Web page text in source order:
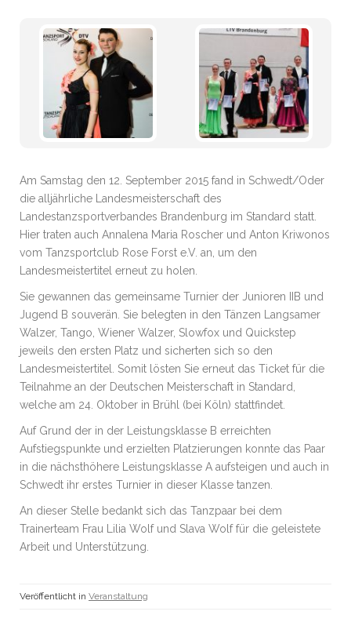
Am Samstag den 12. September 2015 fand in Schwedt/Oder
die alljährliche Landesmeisterschaft des
Landestanzsportverbandes Brandenburg im Standard statt.
Hier traten auch Annalena Maria Roscher und Anton Kriwonos
vom Tanzsportclub Rose Forst e.V. an, um den
Landesmeistertitel erneut zu holen.
Sie gewannen das gemeinsame Turnier der Junioren IIB und
Jugend B souverän. Sie belegten in den Tänzen Langsamer
Walzer, Tango, Wiener Walzer, Slowfox und Quickstep
jeweils den ersten Platz und sicherten sich so den
Landesmeistertitel. Somit lösten Sie erneut das Ticket für die
Teilnahme an der Deutschen Meisterschaft in Standard,
welche am 24. Oktober in Brühl (bei Köln) stattfindet.
Auf Grund der in der Leistungsklasse B erreichten
Aufstiegspunkte und erzielten Platzierungen konnte das Paar
in die nächsthöhere Leistungsklasse A aufsteigen und auch in
Schwedt ihr erstes Turnier in dieser Klasse tanzen.
An dieser Stelle bedankt sich das Tanzpaar bei dem
Trainerteam Frau Lilia Wolf und Slava Wolf für die geleistete
Arbeit und Unterstützung.
Veröffentlicht in Veranstaltung